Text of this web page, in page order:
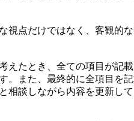
点だけではなく、客観的
えたとき、全ての項目が
。また、最終的に全項目
相談しながら内容を更新して